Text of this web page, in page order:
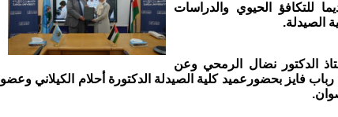
للتكافؤ الحيوي والدراسات
الصيدلة.
الدكتور نضال الرمحي وعن
رباب فايز بحضورعميد كلية الصيدلة الدكتورة أحلام الكيلاني وعضو